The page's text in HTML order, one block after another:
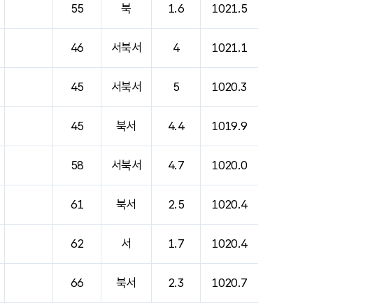
55 북 1.6 1021.5
46 서북서 4 1021.1
45 서북서 5 1020.3
45 북서 4.4 1019.9
58 서북서 4.7 1020.0
61 북서 2.5 1020.4
62 서 1.7 1020.4
66 북서 2.3 1020.7